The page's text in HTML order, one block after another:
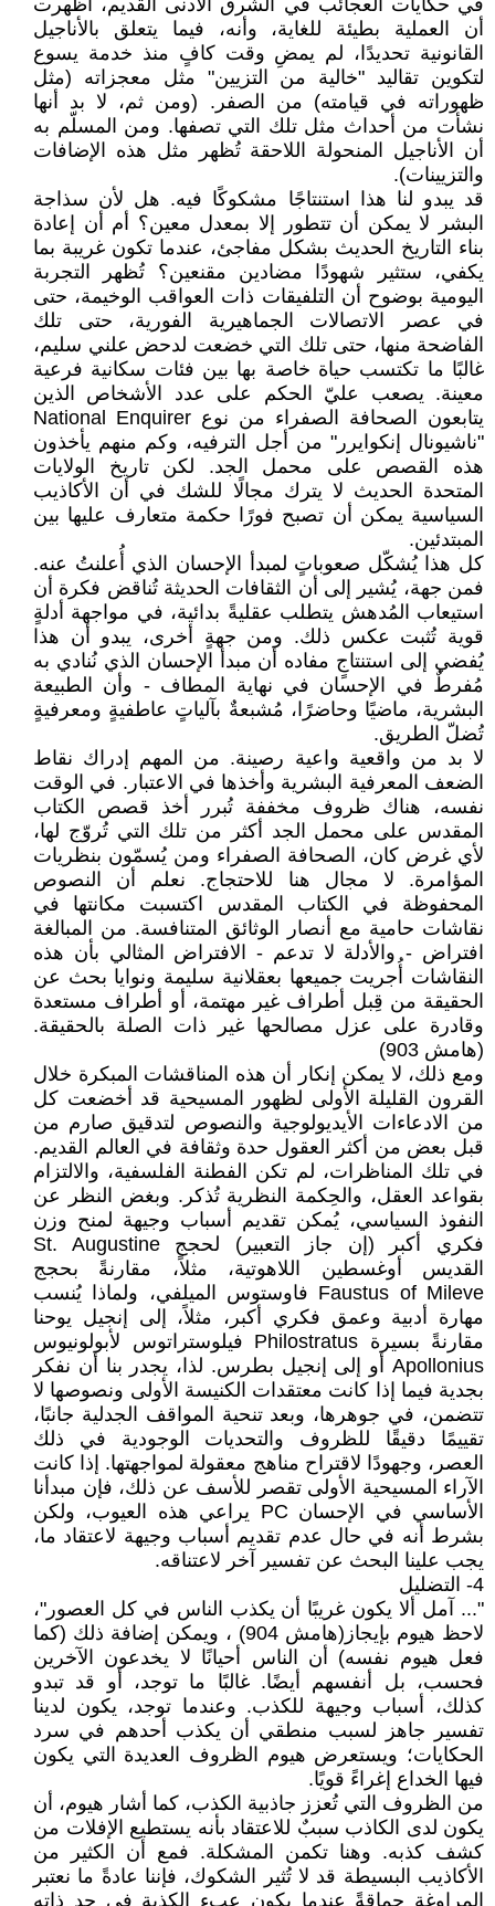
في حكايات العجائب في الشرق الأدنى القديم، أظهرت
أن العملية بطيئة للغاية، وأنه، فيما يتعلق بالأناجيل
القانونية تحديدًا، لم يمضِ وقت كافٍ منذ خدمة يسوع
لتكوين تقاليد "خالية من التزيين" مثل معجزاته (مثل
ظهوراته في قيامته) من الصفر. (ومن ثم، لا بد أنها
نشأت من أحداث مثل تلك التي تصفها. ومن المسلّم به
أن الأناجيل المنحولة اللاحقة تُظهر مثل هذه الإضافات
والتزيينات).
قد يبدو لنا هذا استنتاجًا مشكوكًا فيه. هل لأن سذاجة
البشر لا يمكن أن تتطور إلا بمعدل معين؟ أم أن إعادة
بناء التاريخ الحديث بشكل مفاجئ، عندما تكون غريبة بما
يكفي، ستثير شهودًا مضادين مقنعين؟ تُظهر التجربة
اليومية بوضوح أن التلفيقات ذات العواقب الوخيمة، حتى
في عصر الاتصالات الجماهيرية الفورية، حتى تلك
الفاضحة منها، حتى تلك التي خضعت لدحض علني سليم،
غالبًا ما تكتسب حياة خاصة بها بين فئات سكانية فرعية
معينة. يصعب عليّ الحكم على عدد الأشخاص الذين
يتابعون الصحافة الصفراء من نوع National Enquirer
"ناشيونال إنكوايرر" من أجل الترفيه، وكم منهم يأخذون
هذه القصص على محمل الجد. لكن تاريخ الولايات
المتحدة الحديث لا يترك مجالًا للشك في أن الأكاذيب
السياسية يمكن أن تصبح فورًا حكمة متعارف عليها بين
المبتدئين.
كل هذا يُشكّل صعوباتٍ لمبدأ الإحسان الذي أُعلنتُ عنه.
فمن جهة، يُشير إلى أن الثقافات الحديثة تُناقض فكرة أن
استيعاب المُدهش يتطلب عقليةً بدائية، في مواجهة أدلةٍ
قوية تُثبت عكس ذلك. ومن جهةٍ أخرى، يبدو أن هذا
يُفضي إلى استنتاجٍ مفاده أن مبدأ الإحسان الذي نُنادي به
مُفرطٌ في الإحسان في نهاية المطاف - وأن الطبيعة
البشرية، ماضيًا وحاضرًا، مُشبعةٌ بآلياتٍ عاطفيةٍ ومعرفيةٍ
تُضلّ الطريق.
لا بد من واقعية واعية رصينة. من المهم إدراك نقاط
الضعف المعرفية البشرية وأخذها في الاعتبار. في الوقت
نفسه، هناك ظروف مخففة تُبرر أخذ قصص الكتاب
المقدس على محمل الجد أكثر من تلك التي تُروّج لها،
لأي غرض كان، الصحافة الصفراء ومن يُسمّون بنظريات
المؤامرة. لا مجال هنا للاحتجاج. نعلم أن النصوص
المحفوظة في الكتاب المقدس اكتسبت مكانتها في
نقاشات حامية مع أنصار الوثائق المتنافسة. من المبالغة
افتراض - والأدلة لا تدعم - الافتراض المثالي بأن هذه
النقاشات أُجريت جميعها بعقلانية سليمة ونوايا بحث عن
الحقيقة من قِبل أطراف غير مهتمة، أو أطراف مستعدة
وقادرة على عزل مصالحها غير ذات الصلة بالحقيقة.
(هامش 903)
ومع ذلك، لا يمكن إنكار أن هذه المناقشات المبكرة خلال
القرون القليلة الأولى لظهور المسيحية قد أخضعت كل
من الادعاءات الأيديولوجية والنصوص لتدقيق صارم من
قبل بعض من أكثر العقول حدة وثقافة في العالم القديم.
في تلك المناظرات، لم تكن الفطنة الفلسفية، والالتزام
بقواعد العقل، والحِكمة النظرية تُذكر. وبغض النظر عن
النفوذ السياسي، يُمكن تقديم أسباب وجيهة لمنح وزن
فكري أكبر (إن جاز التعبير) لحجج St. Augustine
القديس أوغسطين اللاهوتية، مثلاً، مقارنةً بحجج
Faustus of Mileve فاوستوس الميلفي، ولماذا يُنسب
مهارة أدبية وعمق فكري أكبر، مثلاً، إلى إنجيل يوحنا
مقارنةً بسيرة Philostratus فيلوستراتوس لأبولونيوس
Apollonius أو إلى إنجيل بطرس. لذا، يجدر بنا أن نفكر
بجدية فيما إذا كانت معتقدات الكنيسة الأولى ونصوصها لا
تتضمن، في جوهرها، وبعد تنحية المواقف الجدلية جانبًا،
تقييمًا دقيقًا للظروف والتحديات الوجودية في ذلك
العصر، وجهودًا لاقتراح مناهج معقولة لمواجهتها. إذا كانت
الآراء المسيحية الأولى تقصر للأسف عن ذلك، فإن مبدأنا
الأساسي في الإحسان PC يراعي هذه العيوب، ولكن
بشرط أنه في حال عدم تقديم أسباب وجيهة لاعتقاد ما،
يجب علينا البحث عن تفسير آخر لاعتناقه.
4- التضليل
"... آمل ألا يكون غريبًا أن يكذب الناس في كل العصور"،
لاحظ هيوم بإيجاز(هامش 904) ، ويمكن إضافة ذلك (كما
فعل هيوم نفسه) أن الناس أحيانًا لا يخدعون الآخرين
فحسب، بل أنفسهم أيضًا. غالبًا ما توجد، أو قد تبدو
كذلك، أسباب وجيهة للكذب. وعندما توجد، يكون لدينا
تفسير جاهز لسبب منطقي أن يكذب أحدهم في سرد
الحكايات؛ ويستعرض هيوم الظروف العديدة التي يكون
فيها الخداع إغراءً قويًا.
من الظروف التي تُعزز جاذبية الكذب، كما أشار هيوم، أن
يكون لدى الكاذب سببٌ للاعتقاد بأنه يستطيع الإفلات من
كشف كذبه. وهنا تكمن المشكلة. فمع أن الكثير من
الأكاذيب البسيطة قد لا تُثير الشكوك، فإننا عادةً ما نعتبر
المراوغة حماقةً عندما يكون عبء الكذبة في حد ذاته